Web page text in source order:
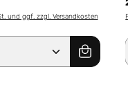
die
und ggf. zzgl. Versandkosten
Anzahl: Gib